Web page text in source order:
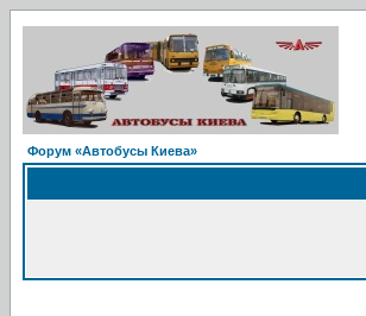
Форум «Автобусы Киева»